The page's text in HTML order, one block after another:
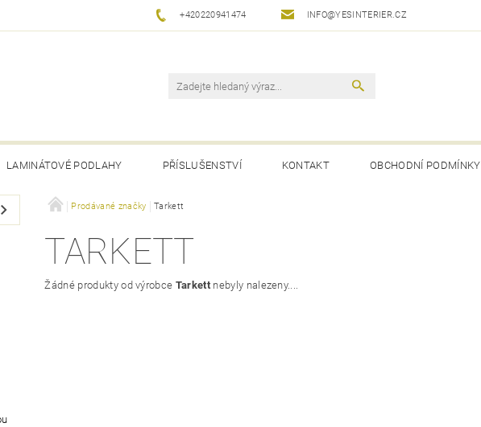
+420220941474 INFO@YESINTERIER.CZ
LAMINÁTOVÉ PODLAHY PŘÍSLUŠENSTVÍ KONTAKT OBCHODNÍ PODMÍNKY
Prodávané značky Tarkett
TARKETT
Žádné produkty od výrobce Tarkettnebyly nalezeny....